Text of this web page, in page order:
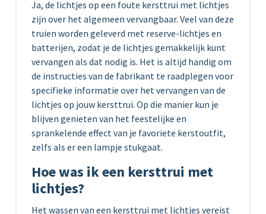
Ja, de lichtjes op een foute kersttrui met lichtjes
zijn over het algemeen vervangbaar. Veel van deze
truien worden geleverd met reserve-lichtjes en
batterijen, zodat je de lichtjes gemakkelijk kunt
vervangen als dat nodig is. Het is altijd handig om
de instructies van de fabrikant te raadplegen voor
specifieke informatie over het vervangen van de
lichtjes op jouw kersttrui. Op die manier kun je
blijven genieten van het feestelijke en
sprankelende effect van je favoriete kerstoutfit,
zelfs als er een lampje stukgaat.
Hoe was ik een kersttrui met
lichtjes?
Het wassen van een kersttrui met lichtjes vereist